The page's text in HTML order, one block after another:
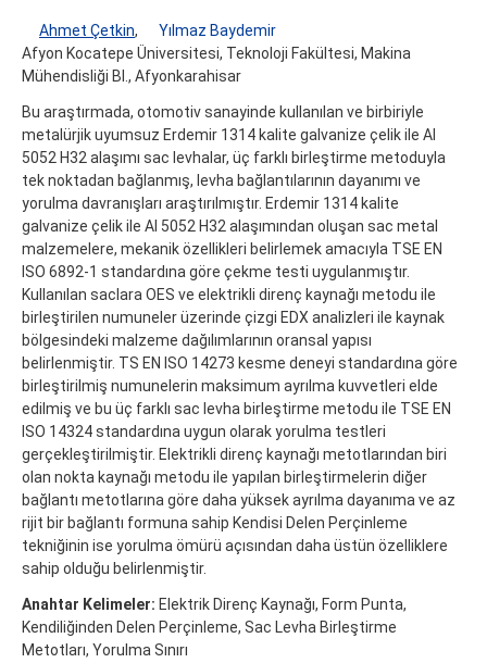
Ahmet Çetkin,
Yılmaz Baydemir
Afyon Kocatepe Üniversitesi, Teknoloji Fakültesi, Makina
Mühendisliği Bl., Afyonkarahisar
Bu araştırmada, otomotiv sanayinde kullanılan ve birbiriyle
metalürjik uyumsuz Erdemir 1314 kalite galvanize çelik ile Al
5052 H32 alaşımı sac levhalar, üç farklı birleştirme metoduyla
tek noktadan bağlanmış, levha bağlantılarının dayanımı ve
yorulma davranışları araştırılmıştır. Erdemir 1314 kalite
galvanize çelik ile Al 5052 H32 alaşımından oluşan sac metal
malzemelere, mekanik özellikleri belirlemek amacıyla TSE EN
ISO 6892-1 standardına göre çekme testi uygulanmıştır.
Kullanılan saclara OES ve elektrikli direnç kaynağı metodu ile
birleştirilen numuneler üzerinde çizgi EDX analizleri ile kaynak
bölgesindeki malzeme dağılımlarının oransal yapısı
belirlenmiştir. TS EN ISO 14273 kesme deneyi standardına göre
birleştirilmiş numunelerin maksimum ayrılma kuvvetleri elde
edilmiş ve bu üç farklı sac levha birleştirme metodu ile TSE EN
ISO 14324 standardına uygun olarak yorulma testleri
gerçekleştirilmiştir. Elektrikli direnç kaynağı metotlarından biri
olan nokta kaynağı metodu ile yapılan birleştirmelerin diğer
bağlantı metotlarına göre daha yüksek ayrılma dayanıma ve az
rijit bir bağlantı formuna sahip Kendisi Delen Perçinleme
tekniğinin ise yorulma ömürü açısından daha üstün özelliklere
sahip olduğu belirlenmiştir.
Anahtar Kelimeler: Elektrik Direnç Kaynağı, Form Punta,
Kendiliğinden Delen Perçinleme, Sac Levha Birleştirme
Metotları, Yorulma Sınırı